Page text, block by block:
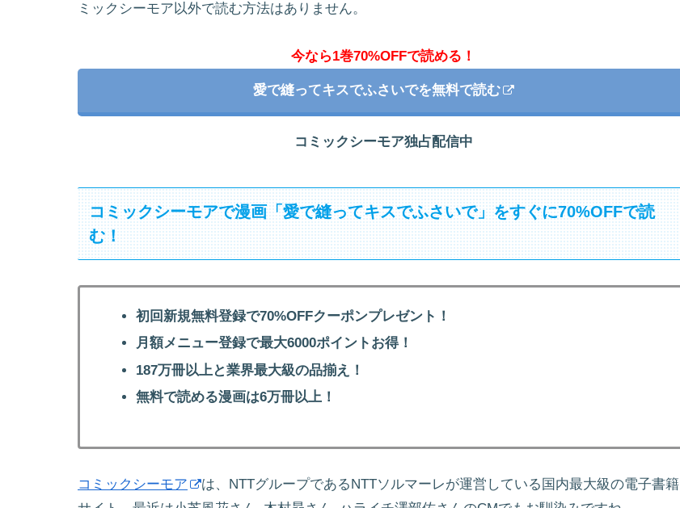
ミックシーモア以外で読む方法はありません。
今なら1巻70%OFFで読める！
愛で縫ってキスでふさいでを無料で読む
コミックシーモア独占配信中
コミックシーモアで漫画「愛で縫ってキスでふさいで」をすぐに70%OFFで読
む！
初回新規無料登録で70%OFFクーポンプレゼント！
月額メニュー登録で最大6000ポイントお得！
187万冊以上と業界最大級の品揃え！
無料で読める漫画は6万冊以上！
コミックシーモア
は、NTTグループであるNTTソルマーレが運営している国内最大級の電子書籍